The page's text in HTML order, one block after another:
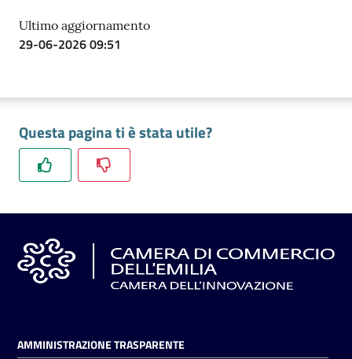
Ultimo aggiornamento
29-06-2026 09:51
Questa pagina ti è stata utile?
AMMINISTRAZIONE TRASPARENTE